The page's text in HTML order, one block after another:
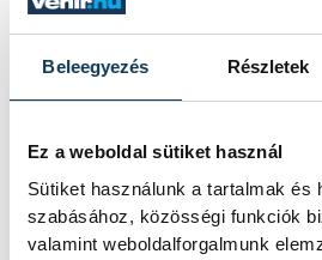
Beleegyezés Részletek
Ez a weboldal sütiket használ
Sütiket használunk a tartalmak és
szabásához, közösségi funkciók
valamint weboldalforgalmunk
vehir.hu